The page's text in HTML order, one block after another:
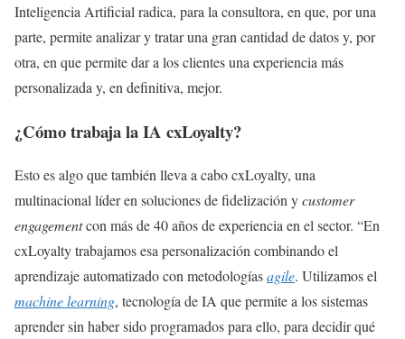
Inteligencia Artificial radica, para la consultora, en que, por una
parte, permite analizar y tratar una gran cantidad de datos y, por
otra, en que permite dar a los clientes una experiencia más
personalizada y, en definitiva, mejor.
¿Cómo trabaja la IA cxLoyalty?
Esto es algo que también lleva a cabo cxLoyalty, una
multinacional líder en soluciones de fidelización ycustomer
engagementcon más de 40 años de experiencia en el sector. “En
cxLoyalty trabajamos esa personalización combinando el
aprendizaje automatizado con metodologíasagile. Utilizamos el
machinelearning, tecnología de IA que permite a los sistemas
aprender sin haber sido programados para ello, para decidir qué